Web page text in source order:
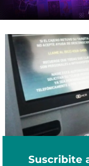
Aguinaldo 2026 en
cálculo de cuánto se
Junio 2, 2026
Suscribite